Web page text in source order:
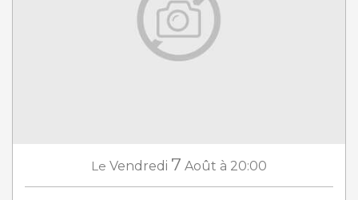
Le Vendredi 7 Août à 20:00